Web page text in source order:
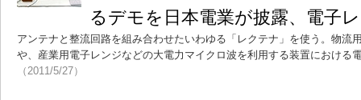
るデモを日本電業が披露、電子
アンテナと整流回路を組み合わせたいわゆる「レクテナ」を使う。物流
や、産業用電子レンジなどの大電力マイクロ波を利用する装置における
（2011/5/27）